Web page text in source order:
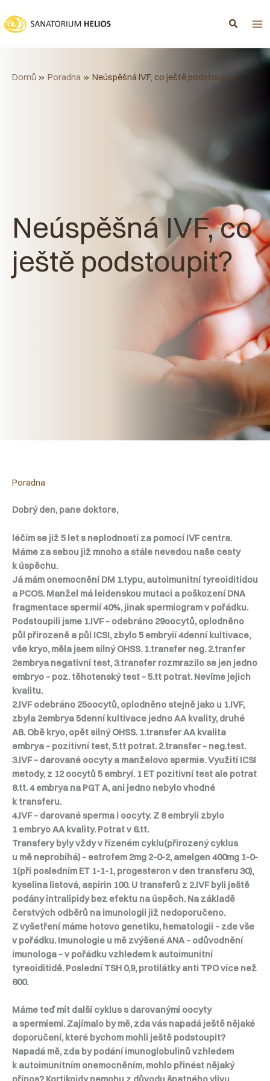
na
obsah
Neúspěšná IVF, co
ještě podstoupit?
Domů Poradna Neúspěšná IVF, co ještě podstoupit?
Poradna
Dobrý den, pane doktore,
léčím se již 5 let s neplodností za pomocí IVF centra.
Máme za sebou již mnoho a stále nevedou naše cesty
k úspěchu.
Já mám onemocnění DM 1.typu, autoimunitní tyreoiditidou
a PCOS. Manžel má leidenskou mutaci a poškození DNA
fragmentace spermií 40%, jinak spermiogram v pořádku.
Podstoupili jsme 1.IVF – odebráno 29oocytů, oplodněno
půl přirozeně a půl ICSI, zbylo 5 embryií 4denní kultivace,
vše kryo, měla jsem silný OHSS. 1.transfer neg. 2.tranfer
2embrya negativní test, 3.transfer rozmrazilo se jen jedno
embryo – poz. těhotenský test – 5.tt potrat. Nevíme jejich
kvalitu.
2.IVF odebráno 25oocytů, oplodněno stejně jako u 1.IVF,
zbyla 2embrya 5denní kultivace jedno AA kvality, druhé
AB. Obě kryo, opět silný OHSS. 1.transfer AA kvalita
embrya – pozitivní test, 5.tt potrat. 2.transfer – neg.test.
3.IVF – darované oocyty a manželovo spermie. Využití ICSI
metody, z 12 oocytů 5 embryí. 1 ET pozitivní test ale potrat
8.tt. 4 embrya na PGT A, ani jedno nebylo vhodné
k transferu.
4.IVF – darované sperma i oocyty. Z 8 embryii zbylo
1 embryo AA kvality. Potrat v 6.tt.
Transfery byly vždy v řízeném cyklu(přirozený cyklus
u mě neprobíhá) – estrofem 2mg 2-0-2, amelgen 400mg 1-0-
1(při posledním ET 1-1-1, progesteron v den transferu 30),
kyselina listová, aspirin 100. U transferů z 2.IVF byli ještě
podány intralipidy bez efektu na úspěch. Na základě
čerstvých odběrů na imunologii již nedoporučeno.
Z vyšetření máme hotovo genetiku, hematologii – zde vše
v pořádku. Imunologie u mě zvýšené ANA – odůvodnění
imunologa – v pořádku vzhledem k autoimunitní
tyreoiditidě. Poslední TSH 0,9, protilátky anti TPO více než
600.
Máme teď mít další cyklus s darovanými oocyty
a spermiemi. Zajímalo by mě, zda vás napadá ještě nějaké
doporučení, které bychom mohli ještě podstoupit?
Napadá mě, zda by podání imunoglobulinů vzhledem
k autoimunitním onemocněním, mohlo přinést nějaký